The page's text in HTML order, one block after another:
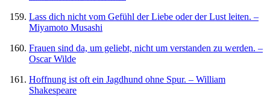
Lass dich nicht vom Gefühl der Liebe oder der Lust leiten. –
Miyamoto Musashi
Frauen sind da, um geliebt, nicht um verstanden zu werden. –
Oscar Wilde
Hoffnung ist oft ein Jagdhund ohne Spur. – William
Shakespeare